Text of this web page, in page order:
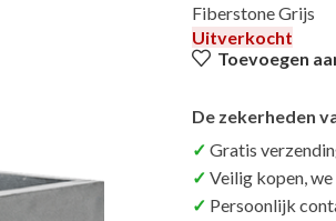
Fiberstone Grijs
Uitverkocht
Toevoegen
De zekerheden
Gratis
Veilig kopen,
Persoonlijk